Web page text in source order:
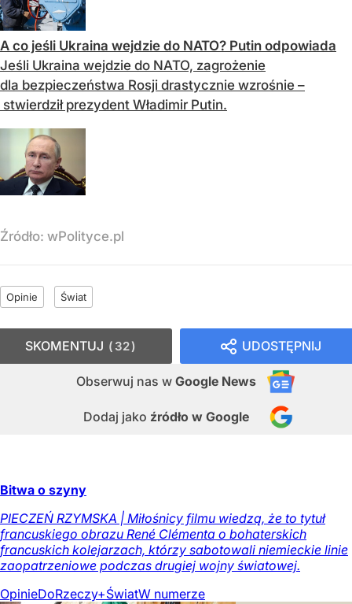
A co jeśli Ukraina wejdzie do NATO? Putin odpowiada
Jeśli Ukraina wejdzie do NATO, zagrożenie
dla bezpieczeństwa Rosji drastycznie wzrośnie –
stwierdził prezydent Władimir Putin.
Źródło: wPolityce.pl
Opinie Świat
UDOSTĘPNIJ
Obserwuj nas w Google News
Dodaj jako źródło w Google
SKOMENTUJ 32
Bitwa o szyny
PIECZEŃ RZYMSKA | Miłośnicy filmu wiedzą, że to tytuł
francuskiego obrazu René Clémenta o bohaterskich
francuskich kolejarzach, którzy sabotowali niemieckie linie
zaopatrzeniowe podczas drugiej wojny światowej.
OpinieDoRzeczy+ŚwiatW numerze